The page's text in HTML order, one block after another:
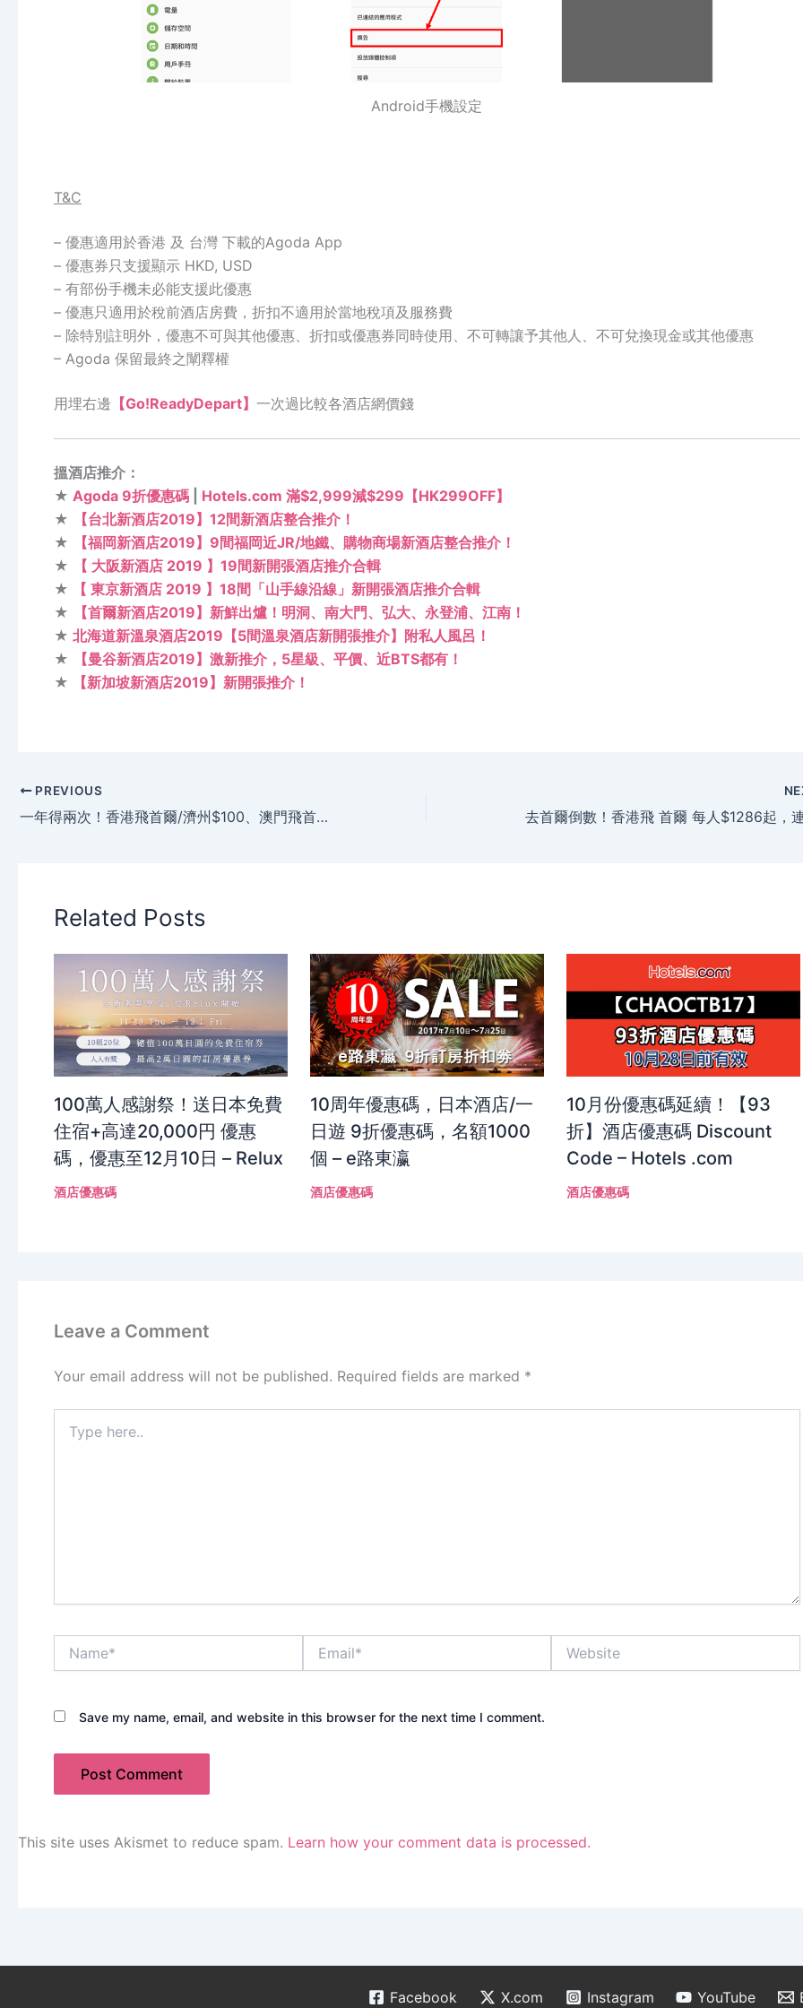
Android手機設定
T&C
– 優惠適用於香港 及 台灣 下載的Agoda App
– 優惠券只支援顯示 HKD, USD
– 有部份手機未必能支援此優惠
– 優惠只適用於稅前酒店房費，折扣不適用於當地稅項及服務費
– 除特別註明外，優惠不可與其他優惠、折扣或優惠券同時使用、不可轉讓予其他人、不可兌換現金或其他優惠
– Agoda 保留最終之闡釋權
用埋右邊 【Go!ReadyDepart】 一次過比較各酒店網價錢
搵酒店推介：
★ Agoda 9折優惠碼
Hotels.com 滿$2,999減$299【HK299OFF】
★
【台北新酒店2019】12間新酒店整合推介！
★
【福岡新酒店2019】9間福岡近JR/地鐵、購物商場新酒店整合推介！
★
【 大阪新酒店 2019 】19間新開張酒店推介合輯
★
【 東京新酒店 2019 】18間「山手線沿線」新開張酒店推介合輯
★
【首爾新酒店2019】新鮮出爐！明洞、南大門、弘大、永登浦、江南！
★ 北海道新溫泉酒店2019【5間溫泉酒店新開張推介】附私人風呂！
★
【曼谷新酒店2019】激新推介，5星級、平價、近BTS都有！
★
【新加坡新酒店2019】新開張推介！
PREVIOUS
一年得兩次！香港飛首爾/濟州$100、澳門飛首爾都係$100起，下星期三絕不能錯過 – 濟州航空
Related Posts
100萬人感謝祭！送日本免費
住宿+高達20,000円 優惠
碼，優惠至12月10日 – Relux
酒店優惠碼
10周年優惠碼，日本酒店/一
日遊 9折優惠碼，名額1000
個 – e路東瀛
酒店優惠碼
10月份優惠碼延續！【93
折】酒店優惠碼 Discount
Code – Hotels .com
酒店優惠碼
Leave a Comment
Your email address will not be published. Required fields are marked *
here..
Save my name, email, and website in this browser for the next time I comment.
This site uses Akismet to reduce spam. Learn how your comment data is processed.
Facebook X.com Instagram YouTube